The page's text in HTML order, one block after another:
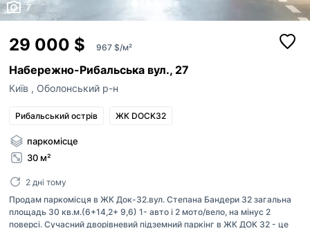
7
29 000 $ 967 $/м²
Набережно-Рибальська вул., 27
Київ , Оболонський р-н
Рибальський острів ЖК DOCK32
паркомісце
30 м²
2 дні тому
Продам паркомісця в ЖК Док-32.вул. Степана Бандери 32 загальна
площадь 30 кв.м.(6+14,2+ 9,6) 1- авто і 2 мото/вело, на мінус 2
поверсі. Сучасний дворівневий підземний паркінг в ЖК ДОК 32 - це